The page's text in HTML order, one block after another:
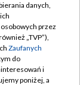
danych,
przez
„TVP”),
Zaufanych
do
i
poniżej, a